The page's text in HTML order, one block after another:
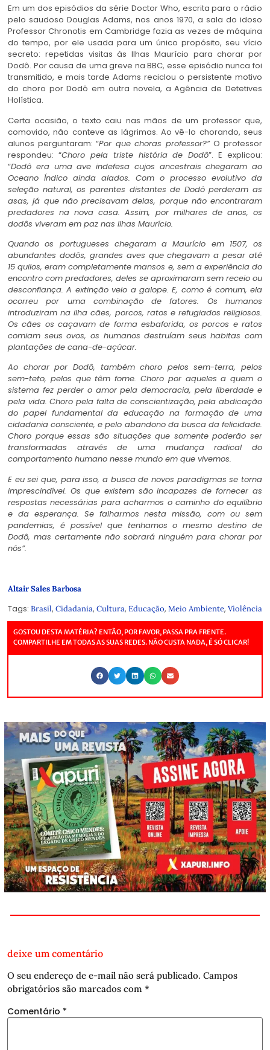
Em um dos episódios da série Doctor Who, escrita para o rádio
pelo saudoso Douglas Adams, nos anos 1970, a sala do idoso
Professor Chronotis em Cambridge fazia as vezes de máquina
do tempo, por ele usada para um único propósito, seu vício
secreto: repetidas visitas às Ilhas Maurício para chorar por
Dodô. Por causa de uma greve na BBC, esse episódio nunca foi
transmitido, e mais tarde Adams reciclou o persistente motivo
do choro por Dodô em outra novela, a Agência de Detetives
Holística.
Certa ocasião, o texto caiu nas mãos de um professor que,
comovido, não conteve as lágrimas. Ao vê-lo chorando, seus
alunos perguntaram: “Por que choras professor?”O professor
respondeu: “Choro pela triste história de Dodô”. E explicou:
“Dodô era uma ave indefesa cujos ancestrais chegaram ao
Oceano Índico ainda alados. Com o processo evolutivo da
seleção natural, os parentes distantes de Dodô perderam as
asas, já que não precisavam delas, porque não encontraram
predadores na nova casa. Assim, por milhares de anos, os
dodôs viveram em paz nas Ilhas Maurício.
Quando os portugueses chegaram a Maurício em 1507, os
abundantes dodôs, grandes aves que chegavam a pesar até
15 quilos, eram completamente mansos e, sem a experiência do
encontro com predadores, deles se aproximaram sem receio ou
desconfiança. A extinção veio a galope. E, como é comum, ela
ocorreu por uma combinação de fatores. Os humanos
introduziram na ilha cães, porcos, ratos e refugiados religiosos.
Os cães os caçavam de forma esbaforida, os porcos e ratos
comiam seus ovos, os humanos destruíam seus habitas com
plantações de cana-de-açúcar.
Ao chorar por Dodô, também choro pelos sem-terra, pelos
sem-teto, pelos que têm fome. Choro por aqueles a quem o
sistema fez perder o amor pela democracia, pela liberdade e
pela vida. Choro pela falta de conscientização, pela abdicação
do papel fundamental da educação na formação de uma
cidadania consciente, e pelo abandono da busca da felicidade.
Choro porque essas são situações que somente poderão ser
transformadas através de uma mudança radical do
comportamento humano nesse mundo em que vivemos.
E eu sei que, para isso, a busca de novos paradigmas se torna
imprescindível. Os que existem são incapazes de fornecer as
respostas necessárias para acharmos o caminho do equilíbrio
e da esperança. Se falharmos nesta missão, com ou sem
pandemias, é possível que tenhamos o mesmo destino de
Dodô, mas certamente não sobrará ninguém para chorar por
nós”.
Altair Sales Barbosa
Tags: Brasil, Cidadania, Cultura, Educação, Meio Ambiente, Violência
GOSTOU DESTA MATÉRIA? ENTÃO, POR FAVOR, PASSA PRA FRENTE.
COMPARTILHE EM TODAS AS SUAS REDES. NÃO CUSTA NADA, É SÓ CLICAR!
deixe um comentário
O seu endereço de e-mail não será publicado. Campos
obrigatórios são marcados com *
Comentário *